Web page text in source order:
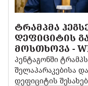
ᲢᲠᲐᲛᲞᲛᲐ
ᲓᲔᲤᲘᲪᲘᲢᲘᲡ
ᲛᲝᲡᲗᲮᲝᲕᲐ -
პენტაგონში
შელაპარაკებისა
დეფიციტის